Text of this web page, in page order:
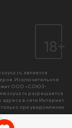
, является
Исключительное
ООО «СОЮЗ-
разрешается
адреса в сети Интернет.
при уведомлении